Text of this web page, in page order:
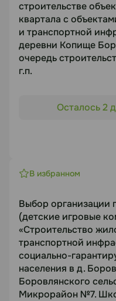
14.08.2026
Документация
https://
строительстве
квартала с
и транспортной
деревни Копище
очередь
г.п.
"Строительство
инфраструктуры в
строительства.
Выбор подрядной
комплекса работ по
риквартальных
благоустройству,
Срок подачи
12.08.2026
Осталось 2
Выбор организации
(детские игровые
«Строительство
транспортной
социально-
населения в д.
Боровлянского
Микрорайон №7.
В избранном